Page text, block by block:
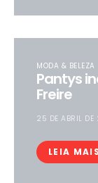
MODA & BELEZA
Pantys
Freire
25 DE ABRIL DE
LEIA MAIS